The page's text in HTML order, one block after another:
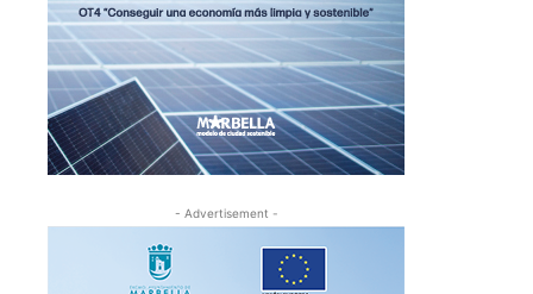
- Advertisement -